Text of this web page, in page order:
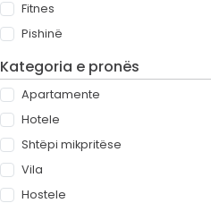
Fitnes
Pishinë
Kategoria e pronës
Apartamente
Hotele
Shtëpi mikpritëse
Vila
Hostele